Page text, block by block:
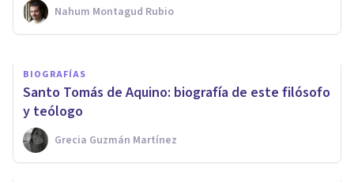
Nahum Montagud Rubio
Laura Ruiz Mitjana
BIOGRAFÍAS
Santo Tomás de Aquino: biografía de este filósofo
y teólogo
Grecia Guzmán Martínez